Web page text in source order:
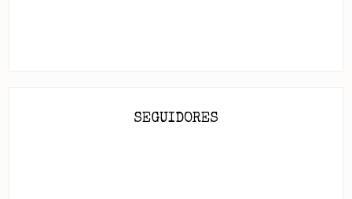
SEGUIDORES